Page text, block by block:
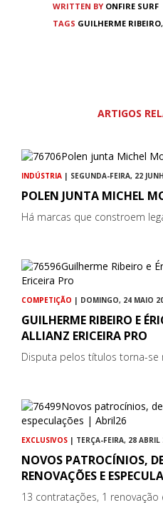
WRITTEN BY ONFIRE SURF
TAGS GUILHERME RIBEIRO,
ARTIGOS
INDÚSTRIA | SEGUNDA-FEIRA, 22
POLEN JUNTA MICHEL
Há marcas que constroem
COMPETIÇÃO | DOMINGO, 24 MAIO
GUILHERME RIBEIRO E
ALLIANZ ERICEIRA PRO
Disputa pelos títulos torna-se
EXCLUSIVOS | TERÇA-FEIRA, 28 ABRIL
NOVOS PATROCÍNIOS,
RENOVAÇÕES E
13 contratações, 1